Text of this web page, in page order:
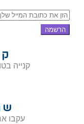
הרשמה
קנייה
עקבו